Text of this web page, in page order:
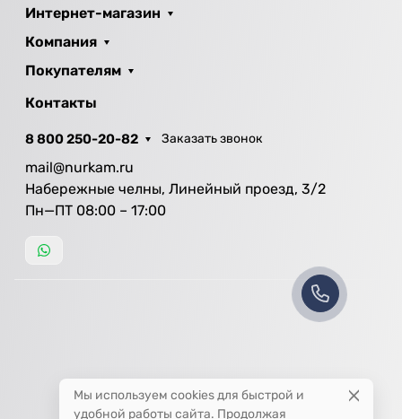
Интернет-магазин
Компания
Покупателям
Контакты
8 800 250-20-82 Заказать звонок
mail@nurkam.ru
Набережные челны, Линейный проезд, 3/2
Пн—ПТ 08:00 – 17:00
Мы используем cookies для быстрой и
удобной работы сайта. Продолжая